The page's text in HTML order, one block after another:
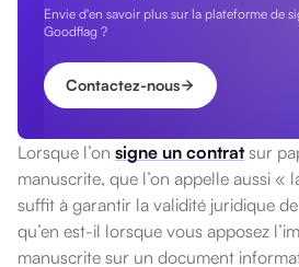
Envie d'en savoir plus sur la plateforme de
Goodflag ?
Contactez-nous
Lorsque l’on signe un contratsur
manuscrite, que l’on appelle aussi «
suffit à garantir la validité juridique
qu’en est-il lorsque vous apposez
manuscrite sur un document